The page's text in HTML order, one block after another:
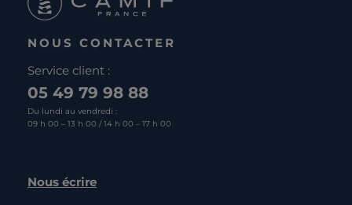
NOUS CONTACTER
Service client :
05 49 79 98 88
Du lundi au vendredi :
09 h 00 – 13 h 00 / 14 h 00 – 17 h 00
Nous écrire